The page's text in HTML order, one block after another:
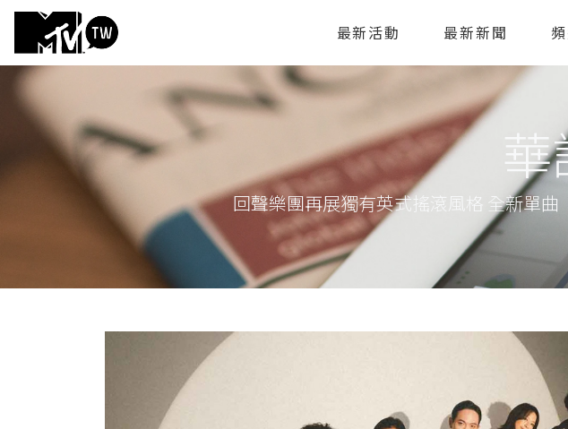
最新活動 最新新聞
回聲樂團再展獨有英式搖滾風格 全新單